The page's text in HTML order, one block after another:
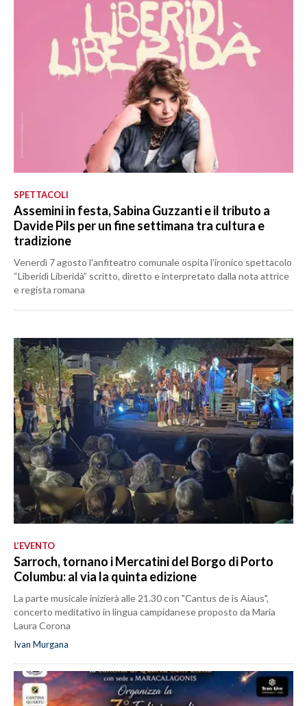
SPETTACOLI
Assemini in festa, Sabina Guzzanti e il tributo a
Davide Pils per un fine settimana tra cultura e
tradizione
Venerdì 7 agosto l'anfiteatro comunale ospita l'ironico spettacolo
“Liberidì Liberidà” scritto, diretto e interpretato dalla nota attrice
e regista romana
L’EVENTO
Sarroch, tornano i Mercatini del Borgo di Porto
Columbu: al via la quinta edizione
La parte musicale inizierà alle 21.30 con "Cantus de is Aiaus",
concerto meditativo in lingua campidanese proposto da Maria
Laura Corona
Ivan Murgana